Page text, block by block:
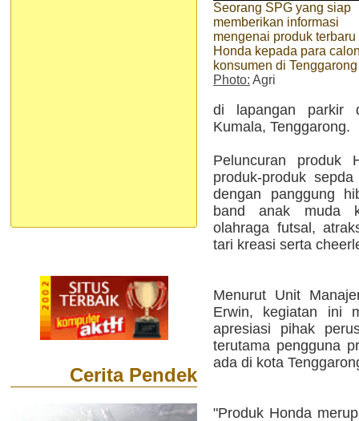
Cerita Pendek
Seorang SPG yang siap
memberikan informasi
mengenai produk terbaru
Honda kepada para
konsumen di Tenggarong
Photo: Agri
di lapangan parkir
Kumala, Tenggarong.
Peluncuran produk
produk-produk
dengan panggung
band anak muda
olahraga futsal,
tari kreasi serta
Menurut Unit
Erwin, kegiatan ini
apresiasi pihak
terutama pengguna
ada di kota
"Produk Honda